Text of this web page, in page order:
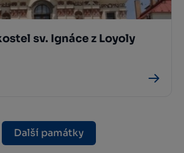
sv. Ignáce z Loyoly
Další památky